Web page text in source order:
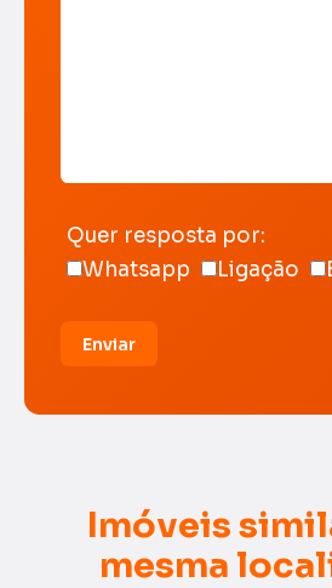
Quer resposta por:
Whatsapp
Ligação
Enviar
Imóveis
mesma